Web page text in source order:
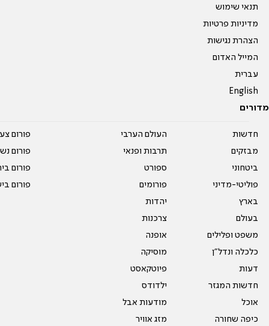
תנאי שימוש
מדיניות פרטיות
הצהרת נגישות
המייל האדום
עברית
English
מדורים
חדשות
מבזקים
ביטחוני
פוליטי-מדיני
בארץ
בעולם
משפט ופלילים
כלכלה ונדל"ן
דעות
חדשות המגזר
אוכל
כיפה שחורה
העולם הערבי
תרבות ופנאי
ספורט
פורומים
יהדות
צרכנות
אופנה
מוסיקה
פיוטקאסט
ילדודס
מודעות אבל
מזג אוויר
פורום
פורום
פורום
פורום